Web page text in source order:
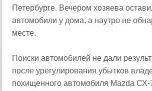
Петербурге. Вечером хозяева
автомобили у дома, а наутро не
месте.
Поиски автомобилей не дали
после урегулирования убытков
похищенного автомобиля Маzda СХ-